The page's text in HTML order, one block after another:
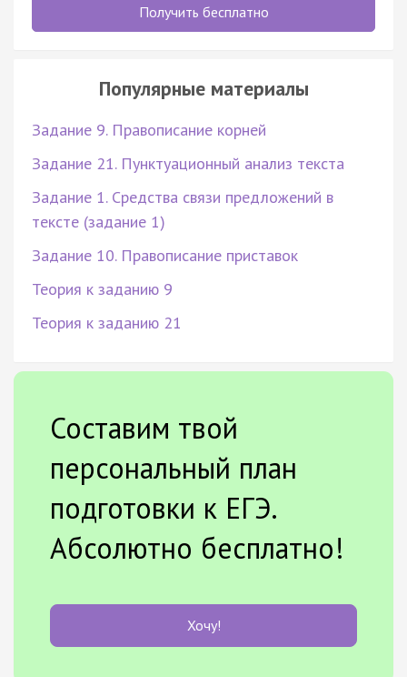
Получить бесплатно
Популярные материалы
Задание 9. Правописание корней
Задание 21. Пунктуационный анализ текста
Задание 1. Средства связи предложений в
тексте (задание 1)
Задание 10. Правописание приставок
Теория к заданию 9
Теория к заданию 21
Составим твой
персональный план
подготовки к ЕГЭ.
Абсолютно бесплатно!
Хочу!